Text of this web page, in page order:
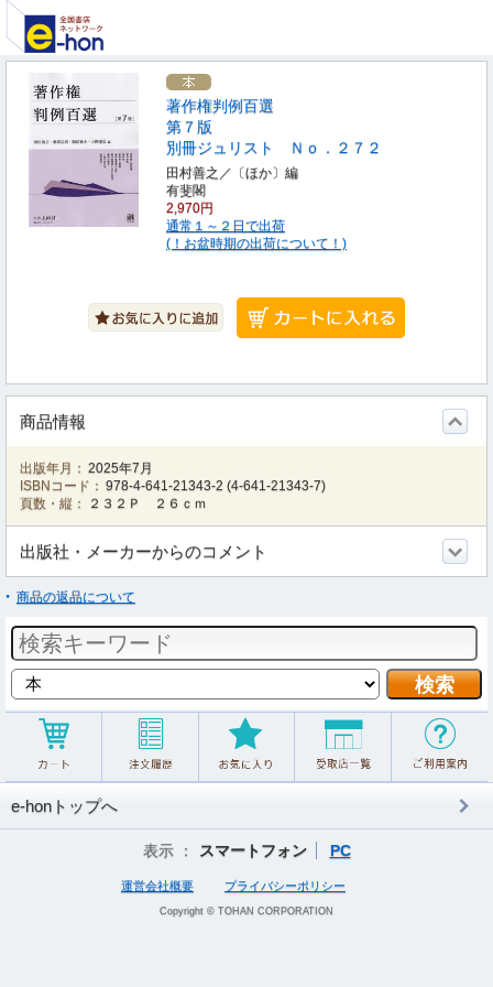
著作権判例百選
第７版
別冊ジュリスト Ｎｏ．２７２
田村善之／〔ほか〕編
有斐閣
2,970円
通常１～２日で出荷
(！お盆時期の出荷について！)
商品情報
出版年月： 2025年7月
ISBNコード： 978-4-641-21343-2 (4-641-21343-7)
頁数・縦：
２３２Ｐ ２６ｃｍ
出版社・メーカーからのコメント
商品の返品について
e-honトップへ
表示 ： スマートフォン PC
運営会社概要 プライバシーポリシー
Copyright © TOHAN CORPORATION